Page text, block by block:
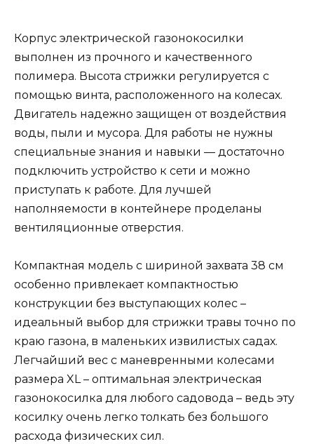
Корпус электрической газонокосилки
выполнен из прочного и качественного
полимера. Высота стрижки регулируется с
помощью винта, расположенного на колесах.
Двигатель надежно защищен от воздействия
воды, пыли и мусора. Для работы не нужны
специальные знания и навыки — достаточно
подключить устройство к сети и можно
приступать к работе. Для лучшей
наполняемости в контейнере проделаны
вентиляционные отверстия.
Компактная модель с шириной захвата 38 см
особенно привлекает компактностью
конструкции без выступающих колес –
идеальный выбор для стрижки травы точно по
краю газона, в маленьких извилистых садах.
Легчайший вес с маневренными колесами
размера XL – оптимальная электрическая
газонокосилка для любого садовода – ведь эту
косилку очень легко толкать без большого
расхода физических сил.